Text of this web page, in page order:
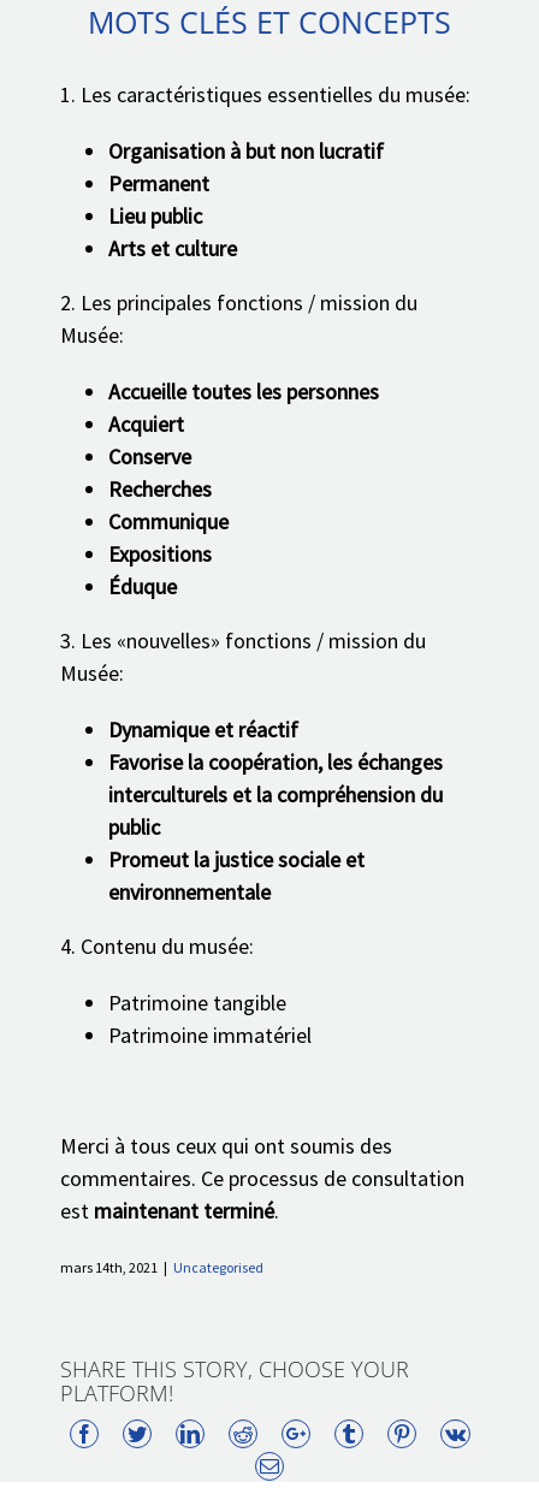
MOTS CLÉS ET CONCEPTS
1. Les caractéristiques essentielles du musée:
Organisation à but non lucratif
Permanent
Lieu public
Arts et culture
2. Les principales fonctions / mission du
Musée:
Accueille toutes les personnes
Acquiert
Conserve
Recherches
Communique
Expositions
Éduque
3. Les «nouvelles» fonctions / mission du
Musée:
Dynamique et réactif
Favorise la coopération, les échanges
interculturels et la compréhension du
public
Promeut la justice sociale et
environnementale
4. Contenu du musée:
Patrimoine tangible
Patrimoine immatériel
Merci à tous ceux qui ont soumis des
commentaires. Ce processus de consultation
est maintenant terminé.
mars 14th, 2021 | Uncategorised
SHARE THIS STORY, CHOOSE YOUR
PLATFORM!
FacebookTwitterLinkedInRedditGoogle+TumblrPinterestVk
Email